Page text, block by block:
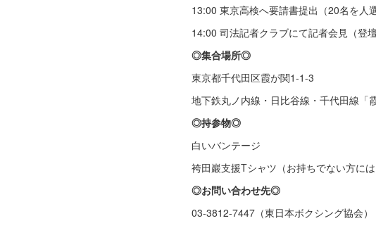
13:00 東京高検へ要請書提出（20名を人選
14:00 司法記者クラブにて記者会見（登
◎集合場所◎
東京都千代田区霞が関1-1-3
地下鉄丸ノ内線・日比谷線・千代田線「
◎持参物◎
白いバンテージ
袴田巖支援Tシャツ（お持ちでない方には
◎お問い合わせ先◎
03-3812-7447（東日本ボクシング協会）